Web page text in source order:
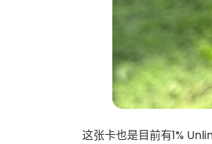
这张卡也是目前有1%